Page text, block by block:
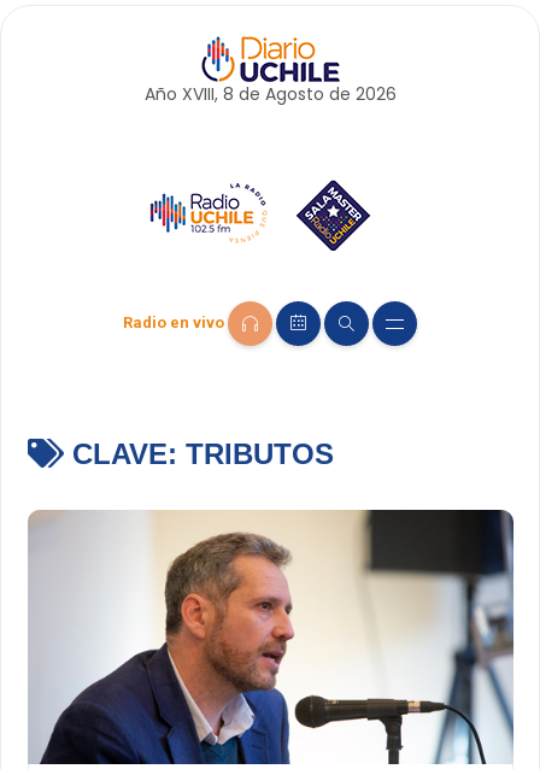
Año XVIII, 8 de Agosto de 2026
Radio en vivo
CLAVE: TRIBUTOS